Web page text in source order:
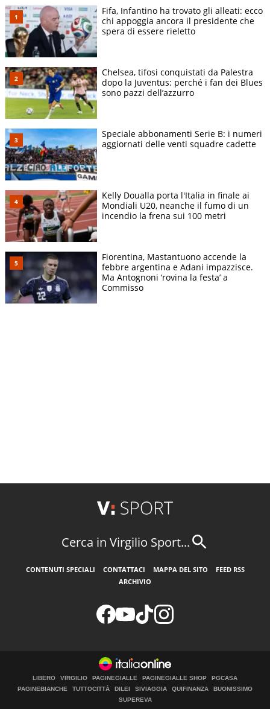
Fifa, Infantino ha trovato gli alleati: ecco
chi appoggia ancora il presidente che
spera di essere rieletto
Chelsea, tifosi conquistati da Palestra
dopo la Juventus: perché i fan dei Blues
sono pazzi dell’azzurro
Speciale abbonamenti Serie B: i numeri
aggiornati delle venti squadre cadette
Kelly Doualla porta l'Italia in finale ai
Mondiali U20, neanche il fumo di un
incendio la frena sui 100 metri
Fiorentina, Mastantuono accende la
febbre argentina e Adani impazzisce.
Ma Antognoni ‘rovina la festa’ a
Commisso
Cerca in Virgilio Sport...
CONTENUTI SPECIALI CONTATTACI MAPPA DEL SITO
FEED RSS
ARCHIVIO
LIBERO VIRGILIO PAGINEGIALLE PAGINEGIALLE SHOP
PGCASA
PAGINEBIANCHE
TUTTOCITTÀ DILEI SIVIAGGIA QUIFINANZA
BUONISSIMO
SUPEREVA